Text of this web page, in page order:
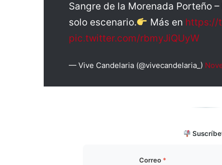
Sangre de la Morenada Porteño
solo escenario.
Más en https://
pic.twitter.com/rbmyJiQUyW
— Vive Candelaria (@vivecandelaria_)
Correo *